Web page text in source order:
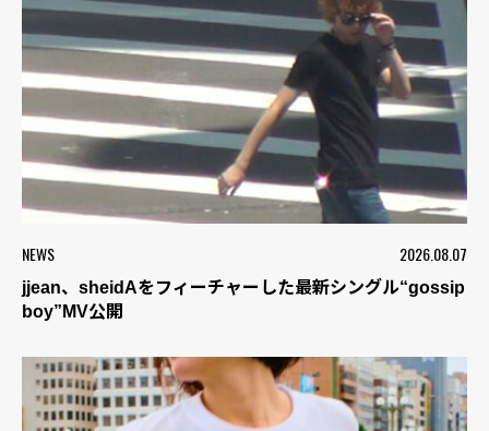
NEWS 2026.08.07
jjean、sheidAをフィーチャーした最新シングル“gossip
boy”MV公開